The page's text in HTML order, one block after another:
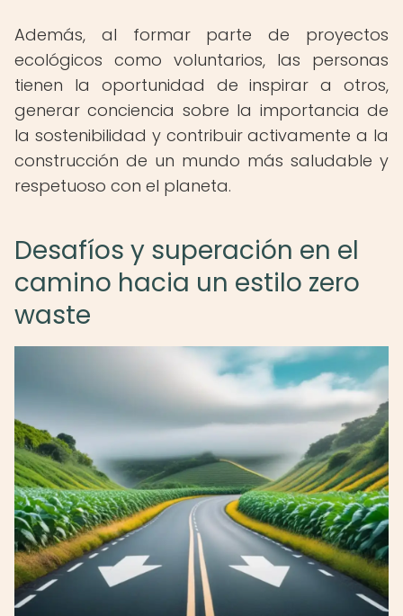
Además, al formar parte de proyectos
ecológicos como voluntarios, las personas
tienen la oportunidad de inspirar a otros,
generar conciencia sobre la importancia de
la sostenibilidad y contribuir activamente a la
construcción de un mundo más saludable y
respetuoso con el planeta.
Desafíos y superación en el
camino hacia un estilo zero
waste